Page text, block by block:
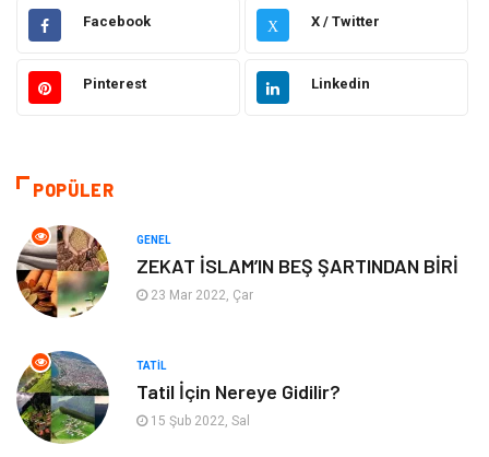
Bakım Güzellik Yeme İçme
Elektrik Elektronik Giyim
Hukuk
Aksesuar
Organizasyon
Spor
Bebek Giyim Mobilya
Facebook X X / Twitter
Pinterest Linkedin
POPÜLER
GENEL
ZEKAT İSLAM’IN BEŞ ŞARTINDAN BİRİ
23 Mar 2022, Çar
TATIL
Tatil İçin Nereye Gidilir?
15 Şub 2022, Sal